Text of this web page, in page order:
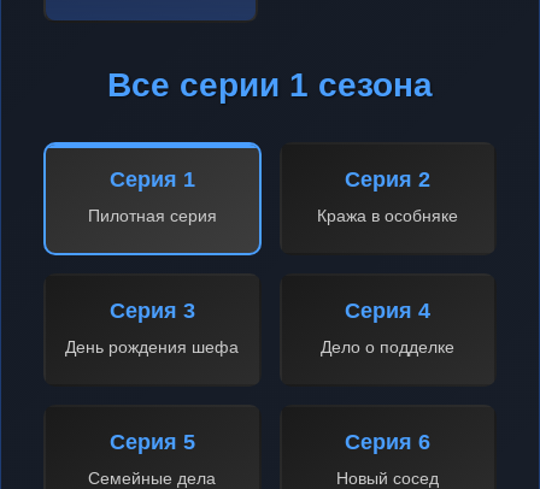
Все серии 1 сезона
Серия 1
Пилотная серия
Серия 2
Кража в особняке
Серия 3
День рождения шефа
Серия 4
Дело о подделке
Серия 5
Семейные дела
Серия 6
Новый сосед